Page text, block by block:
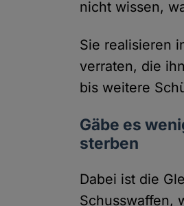
nicht wissen,
Sie realisieren
verraten, die
bis weitere
Gäbe es
sterben
Dabei ist die
Schusswaffen,